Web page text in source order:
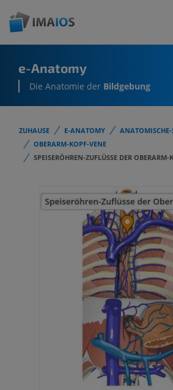
e-Anatomy
Die Anatomie der Bildgebung
ZUHAUSE E-ANATOMY ANATOMISCHE-
OBERARM-KOPF-VENE
SPEISERÖHREN-ZUFLÜSSE DER OBERARM-